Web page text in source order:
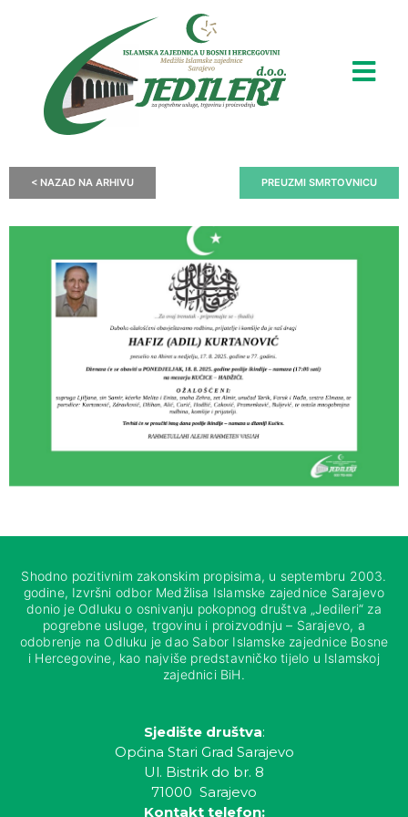
< NAZAD NA ARHIVU PREUZMI SMRTOVNICU
Shodno pozitivnim zakonskim propisima, u septembru 2003.
godine, Izvršni odbor Medžlisa Islamske zajednice Sarajevo
donio je Odluku o osnivanju pokopnog društva „Jedileri“ za
pogrebne usluge, trgovinu i proizvodnju – Sarajevo, a
odobrenje na Odluku je dao Sabor Islamske zajednice Bosne
i Hercegovine, kao najviše predstavničko tijelo u Islamskoj
zajednici BiH.
Sjedište društva:
Općina Stari Grad Sarajevo
Ul. Bistrik do br. 8
71000 Sarajevo
Kontakt telefon: